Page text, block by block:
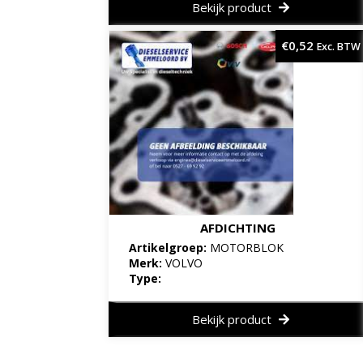
Bekijk product
AFDICHTING
Artikelgroep: MOTORBLOK
Merk:VOLVO
Type:
€0,52 Exc. BTW
Bekijk product